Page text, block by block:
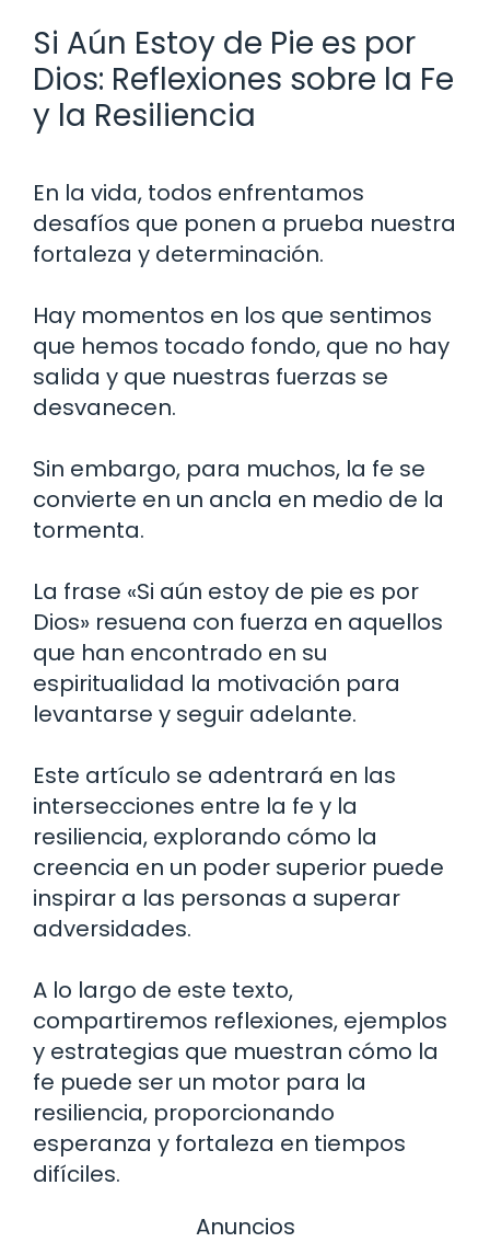
Si Aún Estoy de Pie es por
Dios: Reflexiones sobre la Fe
y la Resiliencia
En la vida, todos enfrentamos
desafíos que ponen a prueba nuestra
fortaleza y determinación.
Hay momentos en los que sentimos
que hemos tocado fondo, que no hay
salida y que nuestras fuerzas se
desvanecen.
Sin embargo, para muchos, la fe se
convierte en un ancla en medio de la
tormenta.
La frase «Si aún estoy de pie es por
Dios» resuena con fuerza en aquellos
que han encontrado en su
espiritualidad la motivación para
levantarse y seguir adelante.
Este artículo se adentrará en las
intersecciones entre la fe y la
resiliencia, explorando cómo la
creencia en un poder superior puede
inspirar a las personas a superar
adversidades.
A lo largo de este texto,
compartiremos reflexiones, ejemplos
y estrategias que muestran cómo la
fe puede ser un motor para la
resiliencia, proporcionando
esperanza y fortaleza en tiempos
difíciles.
Anuncios